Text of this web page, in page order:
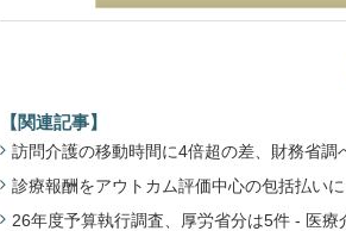
【関連記事】
訪問介護の移動時間に4倍超の差、財務省
診療報酬をアウトカム評価中心の包括払い
26年度予算執行調査、厚労省分は5件 - 医